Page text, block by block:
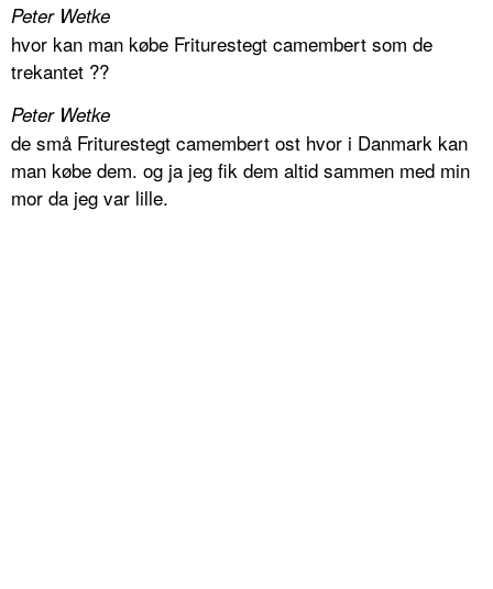
Peter Wetke
hvor kan man købe Friturestegt camembert som de
trekantet ??
Peter Wetke
de små Friturestegt camembert ost hvor i Danmark kan
man købe dem. og ja jeg fik dem altid sammen med min
mor da jeg var lille.